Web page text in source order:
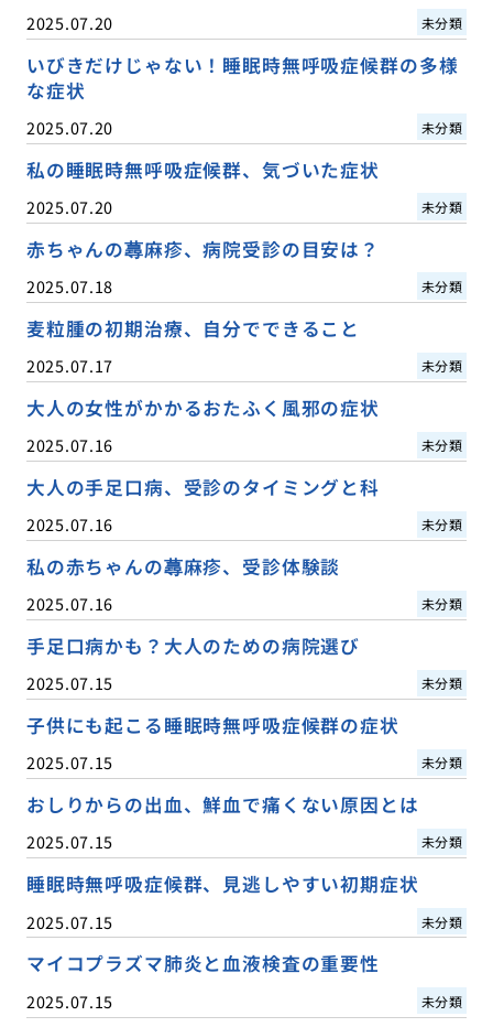
2025.07.20 未分類
いびきだけじゃない！睡眠時無呼吸症候群の多様
な症状
2025.07.20 未分類
私の睡眠時無呼吸症候群、気づいた症状
2025.07.20 未分類
赤ちゃんの蕁麻疹、病院受診の目安は？
2025.07.18 未分類
麦粒腫の初期治療、自分でできること
2025.07.17 未分類
大人の女性がかかるおたふく風邪の症状
2025.07.16 未分類
大人の手足口病、受診のタイミングと科
2025.07.16 未分類
私の赤ちゃんの蕁麻疹、受診体験談
2025.07.16 未分類
手足口病かも？大人のための病院選び
2025.07.15 未分類
子供にも起こる睡眠時無呼吸症候群の症状
2025.07.15 未分類
おしりからの出血、鮮血で痛くない原因とは
2025.07.15 未分類
睡眠時無呼吸症候群、見逃しやすい初期症状
2025.07.15 未分類
マイコプラズマ肺炎と血液検査の重要性
2025.07.15 未分類